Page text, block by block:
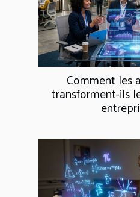
Comment les
transforment-ils